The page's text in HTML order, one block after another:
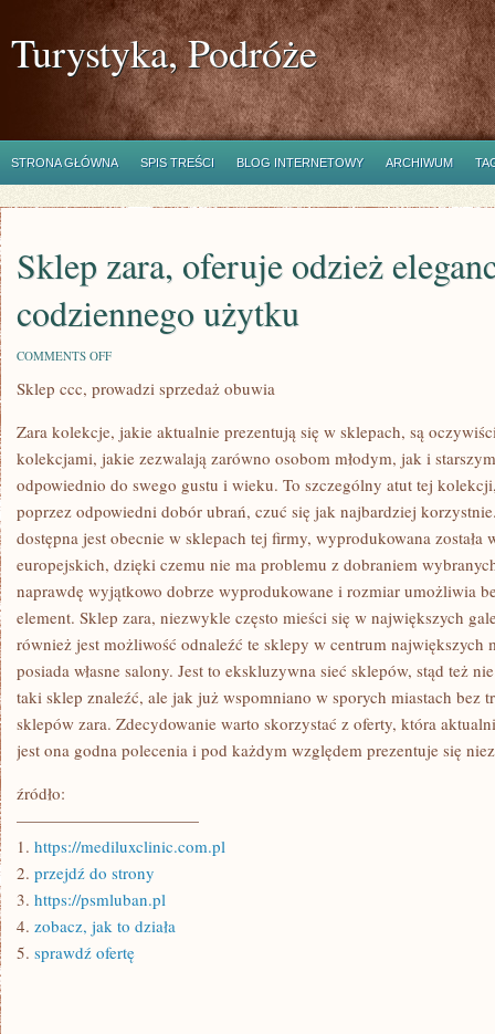
Turystyka, Podróże
STRONA GŁÓWNA SPIS TREŚCI BLOG INTERNETOWY ARCHIWUM
Sklep zara, oferuje odzież
codziennego użytku
COMMENTS OFFON
ZARA,
ELEGANCKĄ
I
CODZIENNEGO
UŻYTKU
Sklep ccc, prowadzi sprzedaż obuwia
Zara kolekcje, jakie aktualnie prezentują się w sklepach, są
kolekcjami, jakie zezwalają zarówno osobom młodym, jak i
odpowiednio do swego gustu i wieku. To szczególny atut tej
poprzez odpowiedni dobór ubrań, czuć się jak najbardziej
dostępna jest obecnie w sklepach tej firmy, wyprodukowana została
europejskich, dzięki czemu nie ma problemu z dobraniem
naprawdę wyjątkowo dobrze wyprodukowane i rozmiar umożliwia
element. Sklep zara, niezwykle często mieści się w największych
również jest możliwość odnaleźć te sklepy w centrum największych
posiada własne salony. Jest to ekskluzywna sieć sklepów, stąd też
taki sklep znaleźć, ale jak już wspomniano w sporych miastach bez
sklepów zara. Zdecydowanie warto skorzystać z oferty, która
jest ona godna polecenia i pod każdym względem prezentuje się
źródło:
———————————
1. https://mediluxclinic.com.pl
2. przejdź do strony
3. https://psmluban.pl
4. zobacz, jak to działa
5. sprawdź ofertę